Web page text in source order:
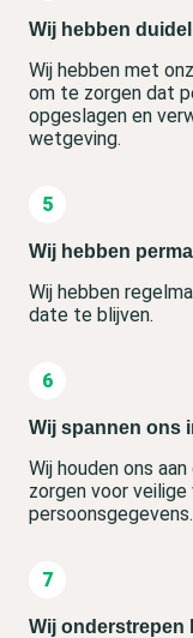
Wij hebben
Wij hebben met
om te zorgen dat
opgeslagen en
wetgeving.
Wij hebben
Wij hebben
date te blijven.
Wij spannen ons
Wij houden ons
zorgen voor
persoonsgegevens.
Wij onderstrepen